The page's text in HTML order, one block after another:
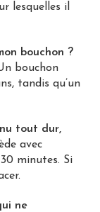
lesquelles il
bouchon ?
bouchon
tandis qu’un
tout dur,
avec
minutes. Si
ne